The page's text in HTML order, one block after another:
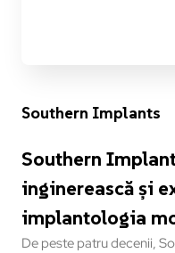
Southern Implants
Southern
inginerească și
implantologia
De peste patru decenii,